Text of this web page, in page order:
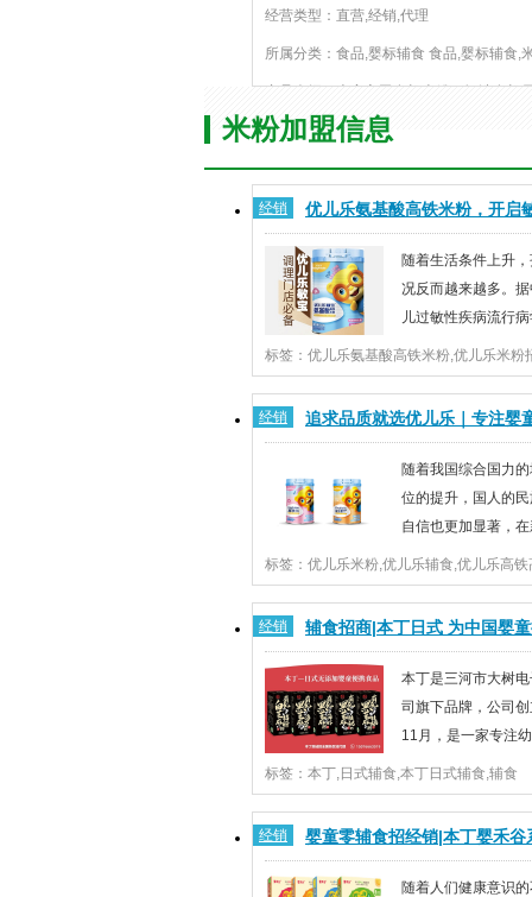
经营类型：直营,经销,代理
所属分类：食品,婴标辅食 食品,婴标辅食,
产品介绍：本家良田有机米粉，智选有机
艺，二次预糊化技术。特别添加DHA，促
视力发育。添加钙铁锌及多种维生...
米粉加盟信息
经销 优儿乐氨基酸高铁米粉，开启
新潮流
随着生活条件上升
况反而越来越多。
儿过敏性疾病流行
示，1999年我国2岁
敏发生率仅为3.5%，2014年增至12.3%
40.9%，总患病率达到12.3%。其中，食
儿过敏最常见的诱因。数据显示，我国婴
标签：优儿乐氨基酸高铁米粉,优儿乐米粉
经销 追求品质就选优儿乐｜专注婴
一罐一码，确保宝宝随着我国综合国力
位的提升，国人的
自信也更加显著，
起和精细化育儿观
响下，国货零辅食迎来了快速发展。据《
零辅食行业市场洞察》数据显示，67.6%
好国产品牌，远高于Y世代妈妈的51.4%，
经销 辅食招商|本丁日式 为中国婴
安心、方便又美本丁是三河市大树
司旗下品牌，公司
11月，是一家专注
食品的公司。针对
求，研发和销售、少添加剂的食品。我们
好的味道，源于自然。本丁秉承日本的工
念的执着，致力于为中国婴童提供安全、
标签：本丁,日式辅食,本丁日式辅食,辅食
经销 婴童零辅食招经销|本丁婴禾谷
热点品类，婴标品质随着人们健康意识